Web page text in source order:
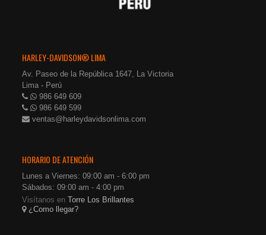
HARLEY-DAVIDSON® LIMA
Av. Paseo de la República 1647, La Victoria
Lima - Perú
986 649 609
986 649 599
ventas@harleydavidsonlima.com
HORARIO DE ATENCIÓN
Lunes a Viernes: 09:00 am - 6:00 pm
Sábados: 09:00 am - 4:00 pm
Visítanos enTorre Los Brillantes
¿Como llegar?